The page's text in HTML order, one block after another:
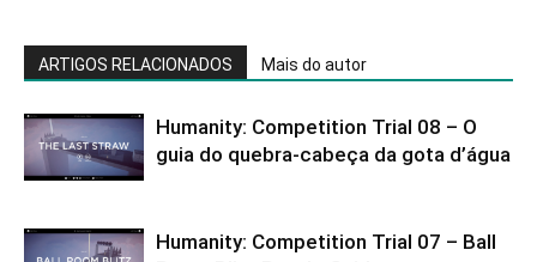
ARTIGOS RELACIONADOS Mais do autor
Humanity: Competition Trial 08 – O
guia do quebra-cabeça da gota d’água
Humanity: Competition Trial 07 – Ball